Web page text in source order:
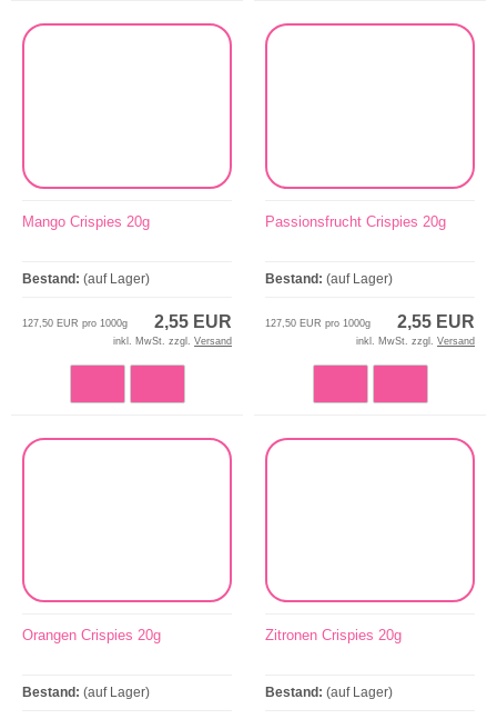
Mango Crispies 20g
Bestand: (auf Lager)
2,55 EUR
127,50 EUR pro 1000g
inkl. MwSt. zzgl. Versand
Passionsfrucht Crispies 20g
Bestand: (auf Lager)
2,55 EUR
127,50 EUR pro 1000g
inkl. MwSt. zzgl. Versand
Orangen Crispies 20g
Bestand: (auf Lager)
Zitronen Crispies 20g
Bestand: (auf Lager)